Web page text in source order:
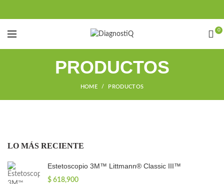
0
PRODUCTOS
HOME PRODUCTOS
LO MÁS RECIENTE
Estetoscopio 3M™ Littmann® Classic III™
$ 618,900